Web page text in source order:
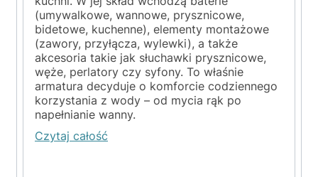
(umywalkowe, wannowe, prysznicowe,
bidetowe, kuchenne), elementy montażowe
(zawory, przyłącza, wylewki), a także
akcesoria takie jak słuchawki prysznicowe,
węże, perlatory czy syfony. To właśnie
armatura decyduje o komforcie codziennego
korzystania z wody – od mycia rąk po
napełnianie wanny.
Czytaj całość